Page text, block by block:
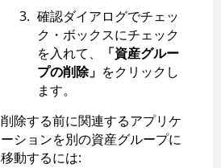
確認ダイアログでチェッ
ク・ボックスにチェック
を入れて、
「資産グルー
プの削除」 をクリックし
ます。
削除する前に関連するアプリケ
ーションを別の資産グループに
移動するには: